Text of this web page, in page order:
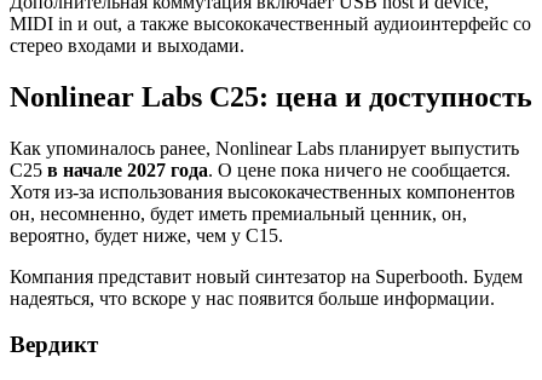
MIDI in и out, а также высококачественный аудиоинтерфейс со
стерео входами и выходами.
Nonlinear Labs C25: цена и доступность
Как упоминалось ранее, Nonlinear Labs планирует выпустить
C25 в начале 2027 года. О цене пока ничего не сообщается.
Хотя из-за использования высококачественных компонентов
он, несомненно, будет иметь премиальный ценник, он,
вероятно, будет ниже, чем у C15.
Компания представит новый синтезатор на Superbooth. Будем
надеяться, что вскоре у нас появится больше информации.
Вердикт